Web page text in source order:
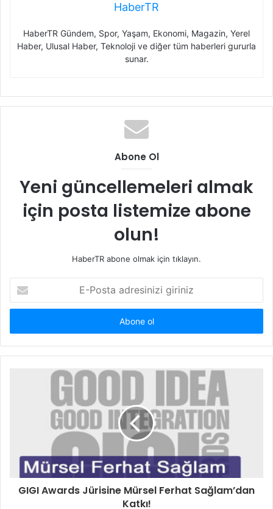
HaberTR
HaberTR Gündem, Spor, Yaşam, Ekonomi, Magazin, Yerel
Haber, Ulusal Haber, Teknoloji ve diğer tüm haberleri gururla
sunar.
Abone Ol
Yeni güncellemeleri almak
için posta listemize abone
olun!
HaberTR abone olmak için tıklayın.
Posta
adresinizi
GIGI Awards Jürisine Mürsel Ferhat Sağlam’dan
Katkı!